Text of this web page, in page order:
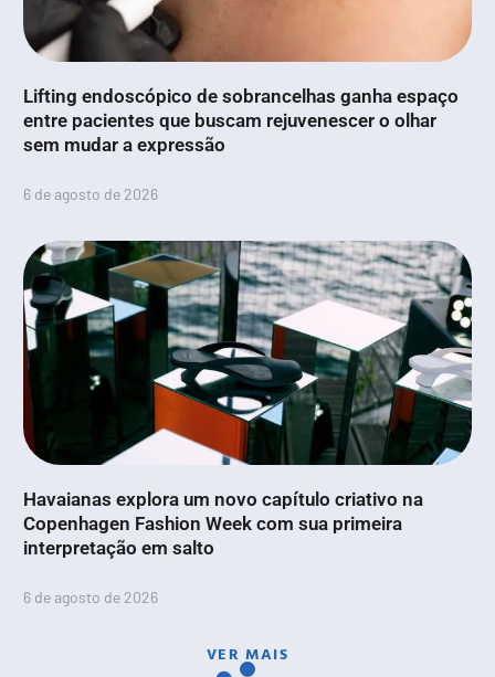
Lifting endoscópico de sobrancelhas ganha espaço
entre pacientes que buscam rejuvenescer o olhar
sem mudar a expressão
6 de agosto de 2026
Havaianas explora um novo capítulo criativo na
Copenhagen Fashion Week com sua primeira
interpretação em salto
6 de agosto de 2026
VER MAIS